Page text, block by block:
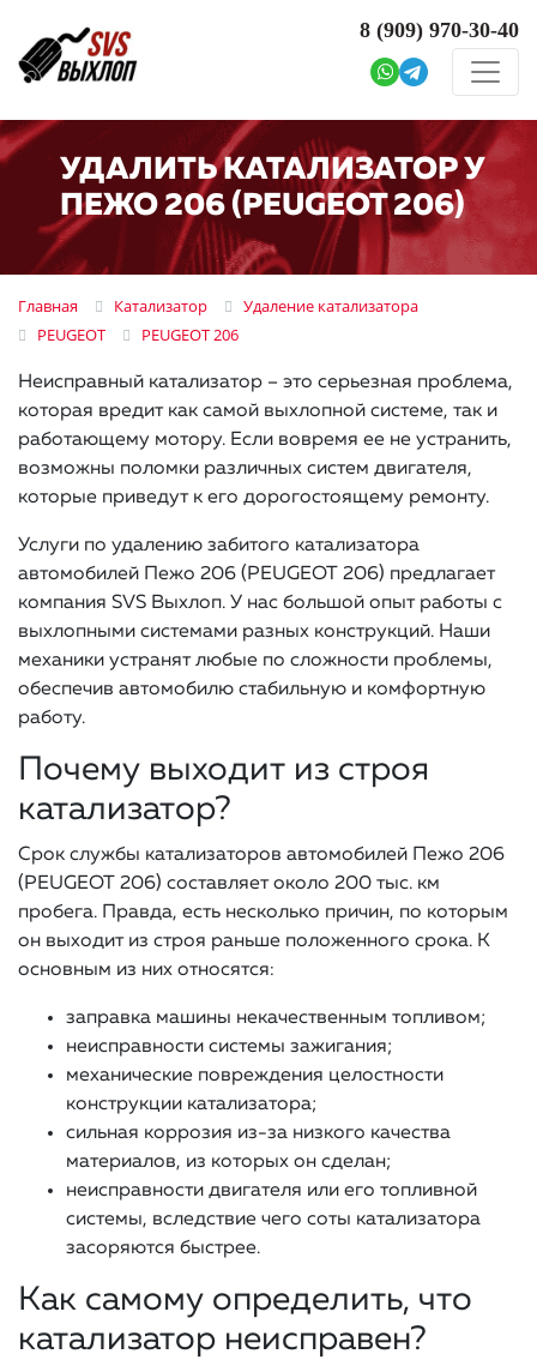
8 (909) 970-30-40
УДАЛИТЬ КАТАЛИЗАТОР У
ПЕЖО 206 (PEUGEOT 206)
Главная Катализатор
Удаление катализатора
PEUGEOT
PEUGEOT 206
Неисправный катализатор – это серьезная проблема,
которая вредит как самой выхлопной системе, так и
работающему мотору. Если вовремя ее не устранить,
возможны поломки различных систем двигателя,
которые приведут к его дорогостоящему ремонту.
Услуги по удалению забитого катализатора
автомобилей Пежо 206 (PEUGEOT 206) предлагает
компания SVS Выхлоп. У нас большой опыт работы с
выхлопными системами разных конструкций. Наши
механики устранят любые по сложности проблемы,
обеспечив автомобилю стабильную и комфортную
работу.
Почему выходит из строя
катализатор?
Срок службы катализаторов автомобилей Пежо 206
(PEUGEOT 206) составляет около 200 тыс. км
пробега. Правда, есть несколько причин, по которым
он выходит из строя раньше положенного срока. К
основным из них относятся:
заправка машины некачественным топливом;
неисправности системы зажигания;
механические повреждения целостности
конструкции катализатора;
сильная коррозия из-за низкого качества
материалов, из которых он сделан;
неисправности двигателя или его топливной
системы, вследствие чего соты катализатора
засоряются быстрее.
Как самому определить, что
катализатор неисправен?